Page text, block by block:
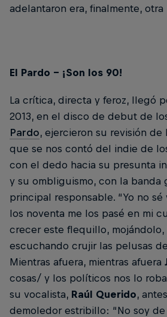
adelantaron era, finalmente, otra
El Pardo - ¡Son los 90!
La crítica, directa y feroz, llegó
2013, en el disco de debut de
Pardo, ejercieron su revisión de
que se nos contó del indie de
con el dedo hacia su presunta
y su ombliguismo, con la banda
principal responsable. “Yo no
los noventa me los pasé en mi
crecer este flequillo,
escuchando crujir las pelusas
Mientras afuera, mientras afuera
cosas/ y los políticos nos lo
su vocalista, Raúl Querido,
demoledor estribillo: “No soy